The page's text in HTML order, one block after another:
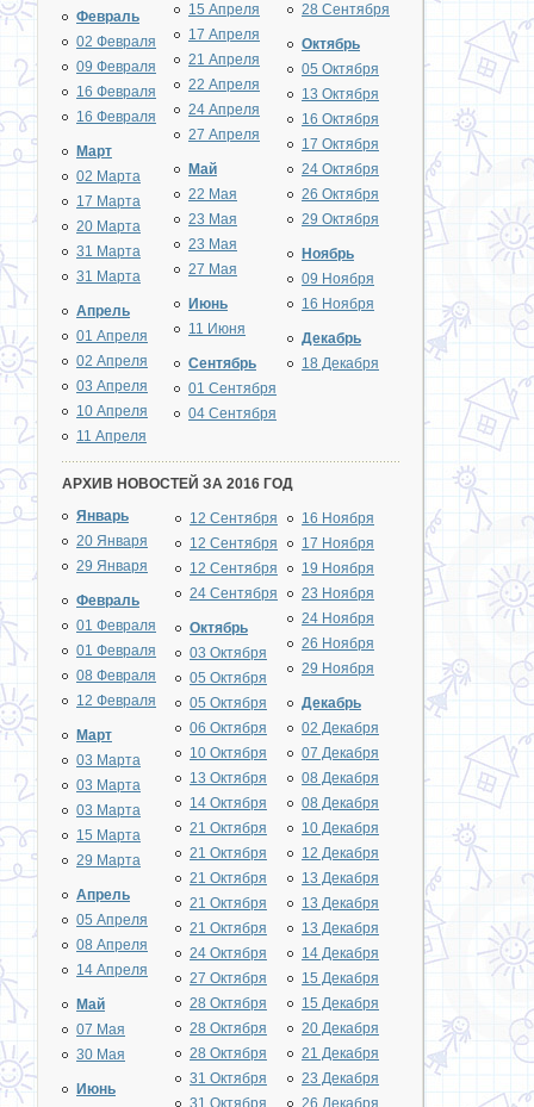
Февраль
02 Февраля
09 Февраля
16 Февраля
16 Февраля
Март
02 Марта
17 Марта
20 Марта
31 Марта
31 Марта
Апрель
01 Апреля
02 Апреля
03 Апреля
10 Апреля
11 Апреля
15 Апреля
17 Апреля
21 Апреля
22 Апреля
24 Апреля
27 Апреля
Май
22 Мая
23 Мая
23 Мая
27 Мая
Июнь
11 Июня
Сентябрь
01 Сентября
04 Сентября
28 Сентября
Октябрь
05 Октября
13 Октября
16 Октября
17 Октября
24 Октября
26 Октября
29 Октября
Ноябрь
09 Ноября
16 Ноября
Декабрь
18 Декабря
АРХИВ НОВОСТЕЙ ЗА 2016 ГОД
Январь
20 Января
29 Января
Февраль
01 Февраля
01 Февраля
08 Февраля
12 Февраля
Март
03 Марта
03 Марта
03 Марта
15 Марта
29 Марта
Апрель
05 Апреля
08 Апреля
14 Апреля
Май
07 Мая
30 Мая
Июнь
12 Сентября
12 Сентября
12 Сентября
24 Сентября
Октябрь
03 Октября
05 Октября
05 Октября
06 Октября
10 Октября
13 Октября
14 Октября
21 Октября
21 Октября
21 Октября
21 Октября
21 Октября
24 Октября
27 Октября
28 Октября
28 Октября
28 Октября
31 Октября
31 Октября
16 Ноября
17 Ноября
19 Ноября
23 Ноября
24 Ноября
26 Ноября
29 Ноября
Декабрь
02 Декабря
07 Декабря
08 Декабря
08 Декабря
10 Декабря
12 Декабря
13 Декабря
13 Декабря
13 Декабря
14 Декабря
15 Декабря
15 Декабря
20 Декабря
21 Декабря
23 Декабря
26 Декабря